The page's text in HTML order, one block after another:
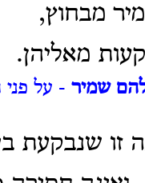
מבחוץ,
מאליהן.
שמיר - על פני
זו שנבקעת